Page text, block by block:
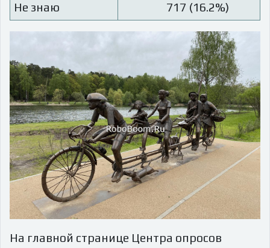
Не знаю
717 (16.2%)
На главной странице Центра опросов